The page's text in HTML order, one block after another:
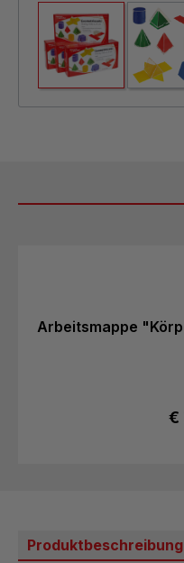
Arbeitsmappe
€
Produktbeschreibung